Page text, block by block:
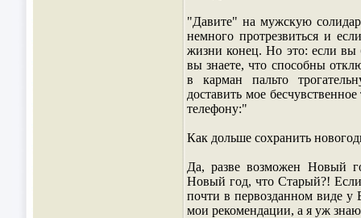
"Давите" на мужскую
немного протрезвиться и
жизни конец. Но это: если вы
вы знаете, что способны
в карман пальто
доставить мое
телефону:"
Как дольше сохранить
Да, разве возможен Новый
Новый год, что Старый?! Если
почти в первозданном виде у
мои рекомендации, а я уж